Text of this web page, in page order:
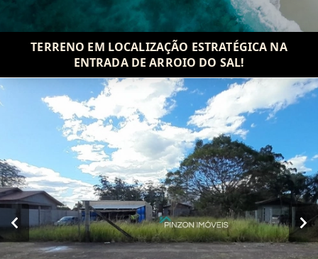
TERRENO EM LOCALIZAÇÃO ESTRATÉGICA NA
ENTRADA DE ARROIO DO SAL!